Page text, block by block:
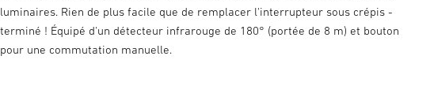
luminaires. Rien de plus facile que de remplacer l'interrupteur sous crépis -
terminé ! Équipé d'un détecteur infrarouge de 180° (portée de 8 m) et bouton
pour une commutation manuelle.